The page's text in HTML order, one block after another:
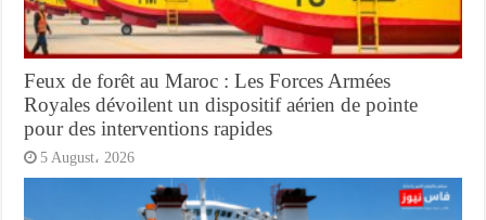
Feux de forêt au Maroc : Les Forces Armées
Royales dévoilent un dispositif aérien de pointe
pour des interventions rapides
5 August، 2026